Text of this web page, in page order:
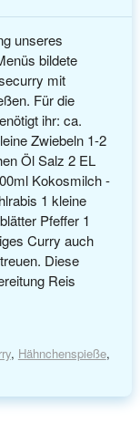
unseres
bildete
mit
Für die
ihr: ca.
Zwiebeln 1-2
Öl Salz 2 EL
Kokosmilch -
1 kleine
Pfeffer 1
Curry auch
Diese
Reis
, Hähnchenspieße,